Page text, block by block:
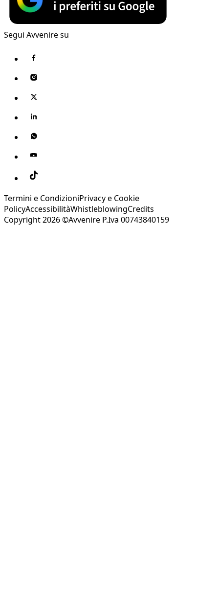
Segui Avvenire su
Termini e CondizioniPrivacy e Cookie
PolicyAccessibilitàWhistleblowingCredits
Copyright 2026 ©Avvenire P.Iva 00743840159